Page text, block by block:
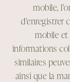
mobile,
d'enregistrer
mobile
informations
similaires
ainsi que la